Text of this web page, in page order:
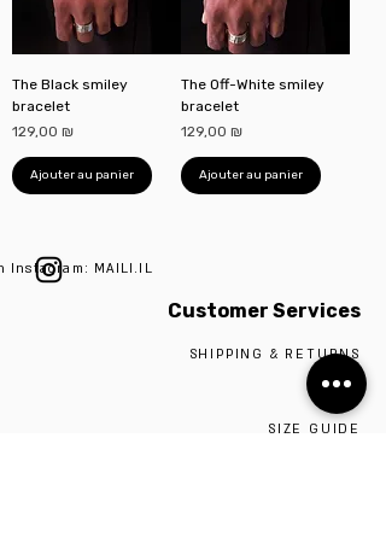
The Black smiley
bracelet
Prix
129,00 ₪
Ajouter au panier
The Off-White smiley
bracelet
Prix
129,00 ₪
Ajouter au panier
Customer Services
SHIPPING & RETURNS
ABOUT
SIZE GUIDE
Instagram: MAILI.IL